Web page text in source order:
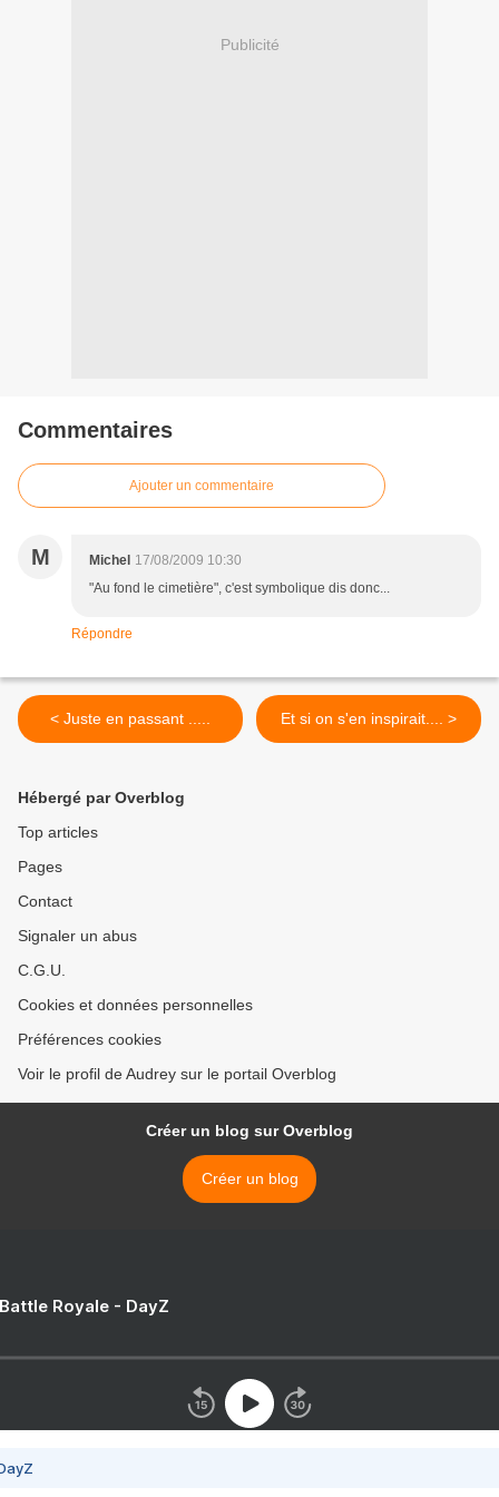
Publicité
Commentaires
Ajouter un commentaire
M Michel 17/08/2009 10:30
"Au fond le cimetière", c'est symbolique dis donc...
Répondre
< Juste en passant ..... Et si on s'en inspirait.... >
Hébergé par Overblog
Top articles
Pages
Contact
Signaler un abus
C.G.U.
Cookies et données personnelles
Préférences cookies
Voir le profil de Audrey sur le portail Overblog
Créer un blog sur Overblog
Créer un blog
Royale - DayZ